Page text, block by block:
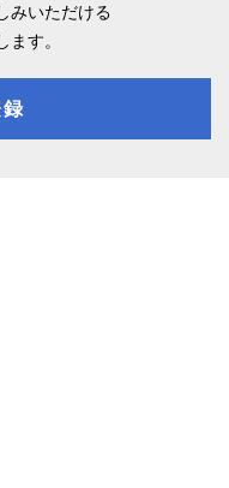
みいただける
す。